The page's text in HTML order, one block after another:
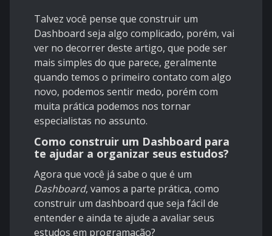
Talvez você pense que construir um
Dashboard seja algo complicado, porém, vai
ver no decorrer deste artigo, que pode ser
mais simples do que parece, geralmente
quando temos o primeiro contato com algo
novo, podemos sentir medo, porém com
muita prática podemos nos tornar
especialistas no assunto.
Como construir um Dashboard para
te ajudar a organizar seus estudos?
Agora que você já sabe o que é um
Dashboard, vamos a parte prática, como
construir um dashboard que seja fácil de
entender e ainda te ajude a avaliar seus
estudos em programação?